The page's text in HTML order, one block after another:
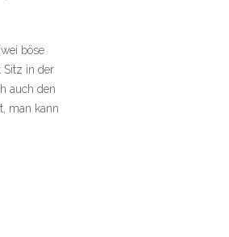
böse
Sitz in der
auch den
man kann